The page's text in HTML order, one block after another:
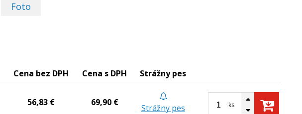
Foto
Cena bez DPH Cena s DPH Strážny pes
56,83 € 69,90 €
Strážny pes ks